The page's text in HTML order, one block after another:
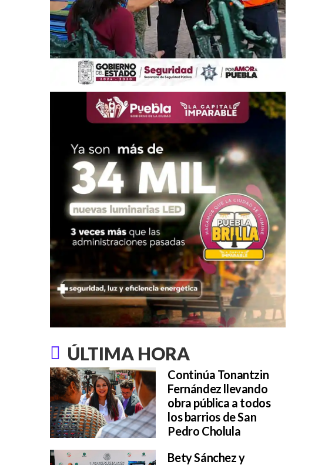
ÚLTIMA HORA
Continúa Tonantzin
Fernández llevando
obra pública a todos
los barrios de San
Pedro Cholula
Bety Sánchez y